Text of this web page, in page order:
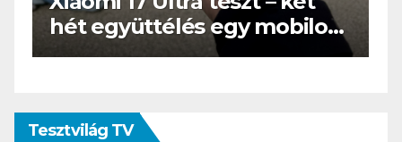
az e-book olvasó felnő, és
öltönyt húz
Tesztvilág TV